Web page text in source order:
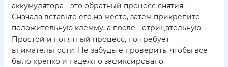
аккумулятора - это обратный процесс снятия.
Сначала вставьте его на место, затем прикрепите
положительную клемму, а после - отрицательную.
Простой и понятный процесс, но требует
внимательности. Не забудьте проверить, чтобы все
было крепко и надежно зафиксировано.